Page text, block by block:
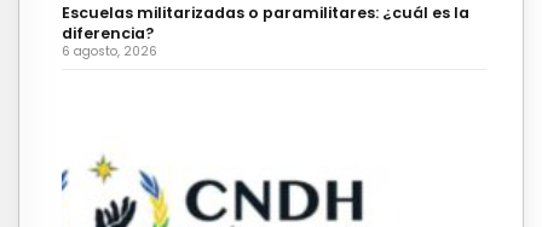
Escuelas militarizadas o paramilitares: ¿cuál es la
diferencia?
6 agosto, 2026